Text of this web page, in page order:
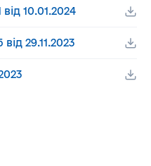
10.01.2024
29.11.2023